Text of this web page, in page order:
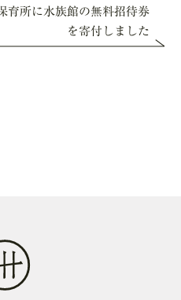
育所に水族館の無料招待券
を寄付しました